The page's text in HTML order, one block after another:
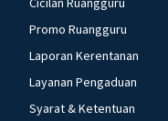
Promo Ruangguru
Laporan Kerentanan
Layanan Pengaduan
Syarat & Ketentuan